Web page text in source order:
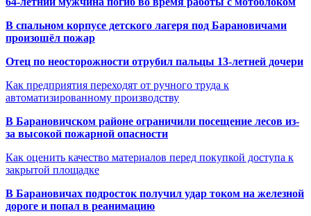
В спальном корпусе детского лагеря под Барановичами
произошёл пожар
Отец по неосторожности отрубил пальцы 13-летней дочери
Как предприятия переходят от ручного труда к
автоматизированному производству
В Барановичском районе ограничили посещение лесов из-
за высокой пожарной опасности
Как оценить качество материалов перед покупкой доступа к
закрытой площадке
В Барановичах подросток получил удар током на железной
дороге и попал в реанимацию